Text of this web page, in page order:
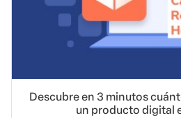
Descubre en 3 minutos
un producto digital